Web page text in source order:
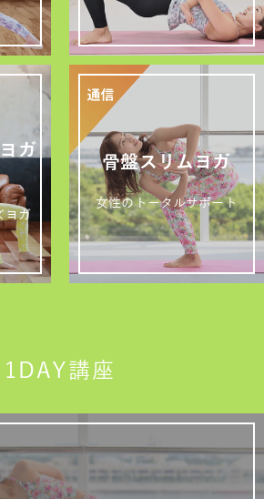
ガ
ヨガ
骨盤スリムヨガ
女性のトータルサポート
1DAY講座